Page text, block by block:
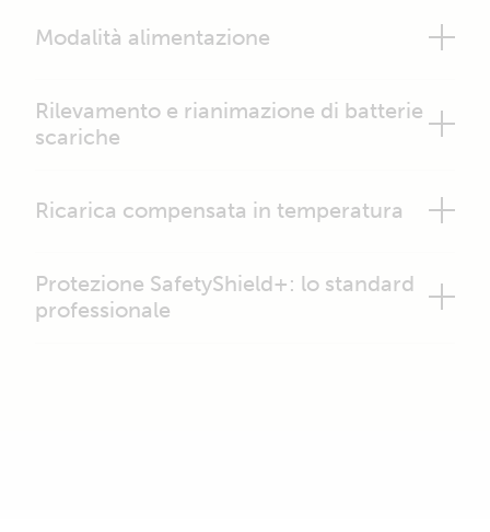
Modalità alimentazione
Rilevamento e rianimazione di batterie
scariche
Ricarica compensata in temperatura
Protezione SafetyShield+: lo standard
professionale